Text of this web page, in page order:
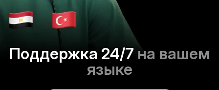
Поддержка 24/7 на вашем
языке